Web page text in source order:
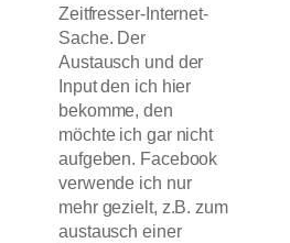
Zeitfresser-Internet-
Sache. Der
Austausch und der
Input den ich hier
bekomme, den
möchte ich gar nicht
aufgeben. Facebook
verwende ich nur
mehr gezielt, z.B. zum
austausch einer